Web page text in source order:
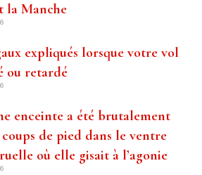
la Manche
expliqués lorsque votre vol
ou retardé
enceinte a été brutalement
de pied dans le ventre
où elle gisait à l’agonie